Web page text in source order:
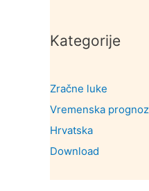
Kategorije
Zračne luke
Vremenska
Hrvatska
Download